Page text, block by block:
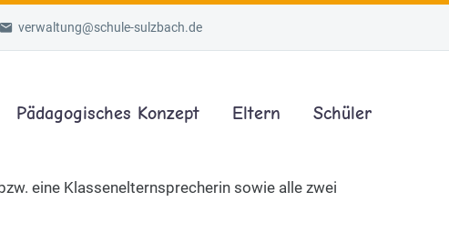
verwaltung@schule-sulzbach.de
Pädagogisches Konzept Eltern Schüler
eine Klassenelternsprecherin sowie alle zwei